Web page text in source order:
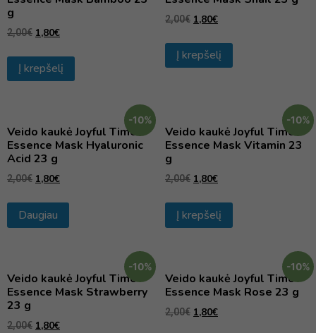
g
2,00€ 1,80€
Į krepšelį
2,00€ 1,80€
Į krepšelį
-10%
Veido kaukė Joyful Time
Essence Mask Hyaluronic
Acid 23 g
2,00€ 1,80€
Daugiau
-10%
Veido kaukė Joyful Time
Essence Mask Vitamin 23
g
2,00€ 1,80€
Į krepšelį
-10%
Veido kaukė Joyful Time
Essence Mask Strawberry
23 g
2,00€ 1,80€
-10%
Veido kaukė Joyful Time
Essence Mask Rose 23 g
2,00€ 1,80€